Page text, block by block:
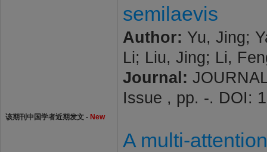
该期刊中国学者近期发文 - New
semilaevis
Author: Yu, Jing;
Li; Liu, Jing; Li,
Journal:
Issue , pp. -. DOI:
A multi-